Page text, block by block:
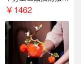
银行企业商务上市礼
品
￥1462